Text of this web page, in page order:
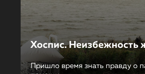
Хоспис. Неизбежность
Пришло время знать правду о